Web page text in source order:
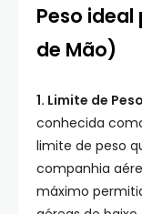
Peso
de Mão)
1. Limite de
conhecida
limite de peso
companhia
máximo